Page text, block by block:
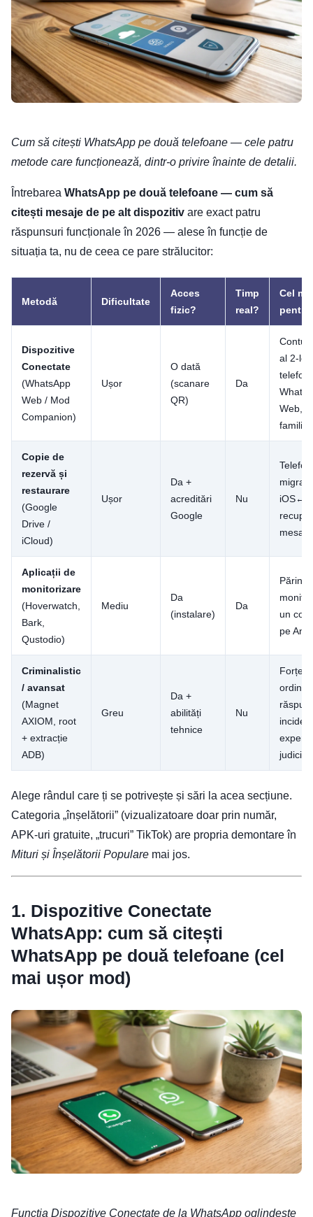
Cum să citești WhatsApp pe două telefoane — cele patru
metode care funcționează, dintr-o privire înainte de detalii.
Întrebarea WhatsApp pe două telefoane — cum să
citești mesaje de pe alt dispozitiv are exact patru
răspunsuri funcționale în 2026 — alese în funcție de
situația ta, nu de ceea ce pare strălucitor:
Metodă Dificultate
Acces
fizic?
Timp
real?
Cel
pentru
Dispozitive
Conectate
(WhatsApp
Web / Mod
Companion)
Ușor
O dată
(scanare
QR)
Da
Contul
al 2-lea
telefon,
Web,
familial
Copie de
rezervă și
restaurare
(Google
Drive /
iCloud)
Ușor
Da +
acreditări
Google
Nu
migrare
Aplicații de
monitorizare
(Hoverwatch,
Bark,
Qustodio)
Mediu
Da
(instalare)
Da
Părinți
un
pe
Criminalistic
/ avansat
(Magnet
AXIOM, root
+ extracție
ADB)
Greu
Da +
abilități
tehnice
Nu
Forțe
ordine,
Alege rândul care ți se potrivește și sări la acea secțiune.
Categoria „înșelătorii” (vizualizatoare doar prin număr,
APK-uri gratuite, „trucuri” TikTok) are propria demontare în
Mituri și Înșelătorii Populare mai jos.
1. Dispozitive Conectate
WhatsApp: cum să citești
WhatsApp pe două telefoane (cel
mai ușor mod)
Funcția Dispozitive Conectate de la WhatsApp oglindeşte